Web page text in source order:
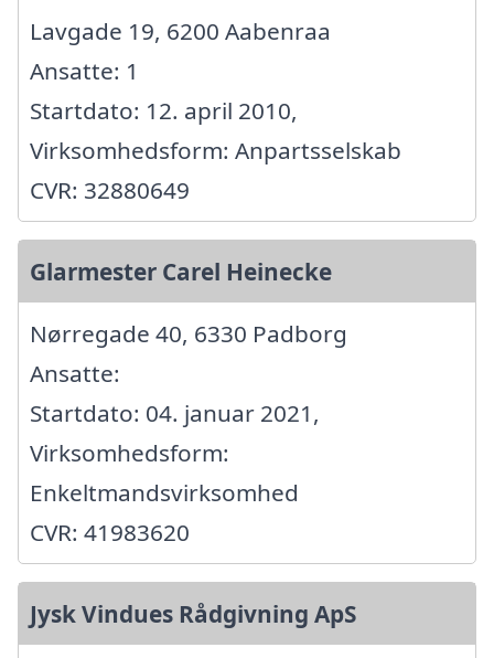
Lavgade 19, 6200 Aabenraa
Ansatte: 1
Startdato: 12. april 2010,
Virksomhedsform: Anpartsselskab
CVR: 32880649
Glarmester Carel Heinecke
Nørregade 40, 6330 Padborg
Ansatte:
Startdato: 04. januar 2021,
Virksomhedsform:
Enkeltmandsvirksomhed
CVR: 41983620
Jysk Vindues Rådgivning ApS